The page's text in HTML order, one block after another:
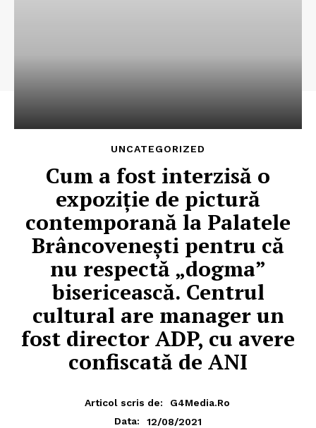
UNCATEGORIZED
Cum a fost interzisă o
expoziție de pictură
contemporană la Palatele
Brâncovenești pentru că
nu respectă „dogma”
bisericească. Centrul
cultural are manager un
fost director ADP, cu avere
confiscată de ANI
Articol scris de:
G4Media.ro
Data:
12/08/2021